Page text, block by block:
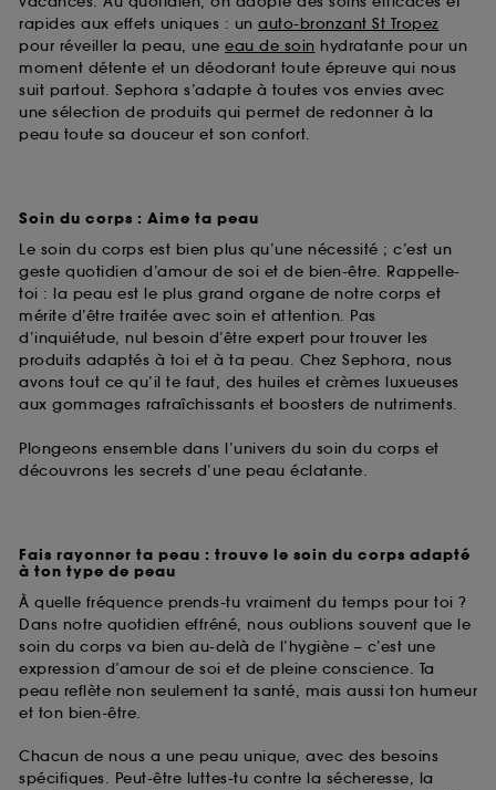
rapides aux effets uniques : un auto-bronzant St Tropez
pour réveiller la peau, une eau de soin hydratante pour un
moment détente et un déodorant toute épreuve qui nous
suit partout. Sephora s’adapte à toutes vos envies avec
une sélection de produits qui permet de redonner à la
peau toute sa douceur et son confort.
Soin du corps : Aime ta peau
Le soin du corps est bien plus qu’une nécessité ; c’est un
geste quotidien d’amour de soi et de bien-être. Rappelle-
toi : la peau est le plus grand organe de notre corps et
mérite d’être traitée avec soin et attention. Pas
d’inquiétude, nul besoin d’être expert pour trouver les
produits adaptés à toi et à ta peau. Chez Sephora, nous
avons tout ce qu’il te faut, des huiles et crèmes luxueuses
aux gommages rafraîchissants et boosters de nutriments.
Plongeons ensemble dans l’univers du soin du corps et
découvrons les secrets d’une peau éclatante.
Fais rayonner ta peau : trouve le soin du corps adapté
à ton type de peau
À quelle fréquence prends-tu vraiment du temps pour toi ?
Dans notre quotidien effréné, nous oublions souvent que le
soin du corps va bien au-delà de l’hygiène – c’est une
expression d’amour de soi et de pleine conscience. Ta
peau reflète non seulement ta santé, mais aussi ton humeur
et ton bien-être.
Chacun de nous a une peau unique, avec des besoins
spécifiques. Peut-être luttes-tu contre la sécheresse, la